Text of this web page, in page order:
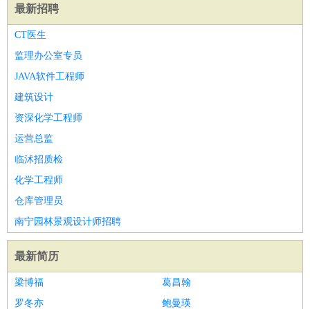
最新招聘
CT医生
监理办公室专员
JAVA软件工程师
建筑设计
资深化学工程师
运营总监
临沭招质检
化学工程师
仓库管理员
南宁园林景观设计师招聘
最新简历
梁博福
葛昌翰
罗冬亦
鲍曼瑛